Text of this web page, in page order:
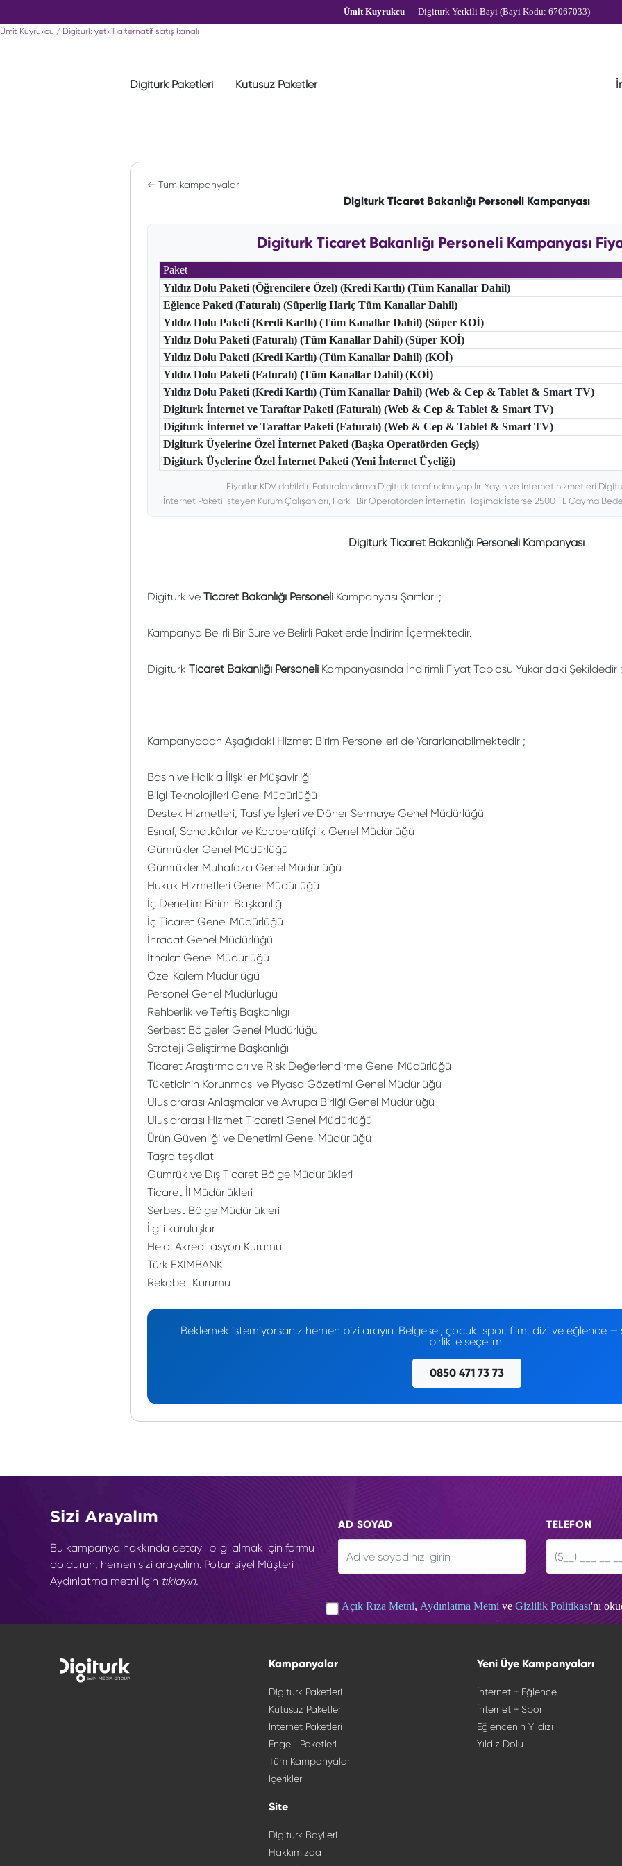
Ümit Kuyrukcu— Digiturk Yetkili Bayi (Bayi Kodu: 67067033)
Ümit Kuyrukcu / Digiturk yetkili alternatif satış kanalı
Digiturk Paketleri Kutusuz Paketler
← Tüm kampanyalar
Digiturk Ticaret Bakanlığı Personeli Kampanyası
Digiturk Ticaret Bakanlığı Personeli Kampanyası
Paket
Yıldız Dolu Paketi (Öğrencilere Özel) (Kredi Kartlı) (Tüm Kanallar Dahil)
Eğlence Paketi (Faturalı) (Süperlig Hariç Tüm Kanallar Dahil)
Yıldız Dolu Paketi (Kredi Kartlı) (Tüm Kanallar Dahil) (Süper KOİ)
Yıldız Dolu Paketi (Faturalı) (Tüm Kanallar Dahil) (Süper KOİ)
Yıldız Dolu Paketi (Kredi Kartlı) (Tüm Kanallar Dahil) (KOİ)
Yıldız Dolu Paketi (Faturalı) (Tüm Kanallar Dahil) (KOİ)
Yıldız Dolu Paketi (Kredi Kartlı) (Tüm Kanallar Dahil) (Web & Cep & Tablet & Smart TV)
Digiturk İnternet ve Taraftar Paketi (Faturalı) (Web & Cep & Tablet & Smart TV)
Digiturk İnternet ve Taraftar Paketi (Faturalı) (Web & Cep & Tablet & Smart TV)
Digiturk Üyelerine Özel İnternet Paketi (Başka Operatörden Geçiş)
Digiturk Üyelerine Özel İnternet Paketi (Yeni İnternet Üyeliği)
Fiyatlar KDV dahildir. Faturalandırma Digiturk tarafından yapılır. Yayın ve internet hizmetleri
İnternet Paketi İsteyen Kurum Çalışanları, Farklı Bir Operatörden İnternetini Taşımak İsterse 2500 TL Cayma
Digiturk Ticaret Bakanlığı Personeli Kampanyası
Digiturk ve Ticaret Bakanlığı Personeli Kampanyası Şartları ;
Kampanya Belirli Bir Süre ve Belirli Paketlerde İndirim İçermektedir.
Digiturk Ticaret Bakanlığı Personeli Kampanyasında İndirimli Fiyat Tablosu Yukarıdaki Şekildedir
Kampanyadan Aşağıdaki Hizmet Birim Personelleri de Yararlanabilmektedir ;
Basın ve Halkla İlişkiler Müşavirliği
Bilgi Teknolojileri Genel Müdürlüğü
Destek Hizmetleri, Tasfiye İşleri ve Döner Sermaye Genel Müdürlüğü
Esnaf, Sanatkârlar ve Kooperatifçilik Genel Müdürlüğü
Gümrükler Genel Müdürlüğü
Gümrükler Muhafaza Genel Müdürlüğü
Hukuk Hizmetleri Genel Müdürlüğü
İç Denetim Birimi Başkanlığı
İç Ticaret Genel Müdürlüğü
İhracat Genel Müdürlüğü
İthalat Genel Müdürlüğü
Özel Kalem Müdürlüğü
Personel Genel Müdürlüğü
Rehberlik ve Teftiş Başkanlığı
Serbest Bölgeler Genel Müdürlüğü
Strateji Geliştirme Başkanlığı
Ticaret Araştırmaları ve Risk Değerlendirme Genel Müdürlüğü
Tüketicinin Korunması ve Piyasa Gözetimi Genel Müdürlüğü
Uluslararası Anlaşmalar ve Avrupa Birliği Genel Müdürlüğü
Uluslararası Hizmet Ticareti Genel Müdürlüğü
Ürün Güvenliği ve Denetimi Genel Müdürlüğü
Taşra teşkilatı
Gümrük ve Dış Ticaret Bölge Müdürlükleri
Ticaret İl Müdürlükleri
Serbest Bölge Müdürlükleri
İlgili kuruluşlar
Helal Akreditasyon Kurumu
Türk EXIMBANK
Rekabet Kurumu
Beklemek istemiyorsanız hemen bizi arayın. Belgesel, çocuk, spor, film, dizi ve eğlence
birlikte seçelim.
0850 471 73 73
Sizi Arayalım
Bu kampanya hakkında detaylı bilgi almak için formu
doldurun, hemen sizi arayalım. Potansiyel Müşteri
Aydınlatma metni için tıklayın.
AD SOYAD TELEFON
Açık Rıza Metni, Aydınlatma Metni ve Gizlilik Politikası'nı
Kampanyalar
Digiturk Paketleri
Kutusuz Paketler
İnternet Paketleri
Engelli Paketleri
Tüm Kampanyalar
İçerikler
Site
Digiturk Bayileri
Hakkımızda
Yeni Üye Kampanyaları
İnternet + Eğlence
İnternet + Spor
Eğlencenin Yıldızı
Yıldız Dolu